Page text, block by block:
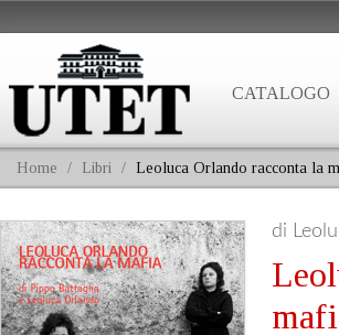
CATALOGO
Home / Libri / Leoluca Orlando racconta la
di